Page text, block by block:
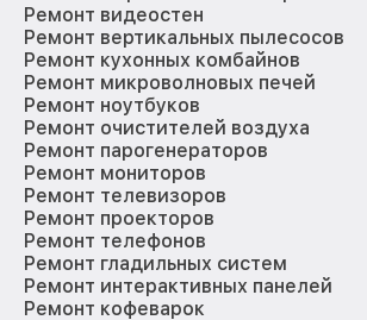
Ремонт видеостен
Ремонт вертикальных пылесосов
Ремонт кухонных комбайнов
Ремонт микроволновых печей
Ремонт ноутбуков
Ремонт очистителей воздуха
Ремонт парогенераторов
Ремонт мониторов
Ремонт телевизоров
Ремонт проекторов
Ремонт телефонов
Ремонт гладильных систем
Ремонт интерактивных панелей
Ремонт кофеварок